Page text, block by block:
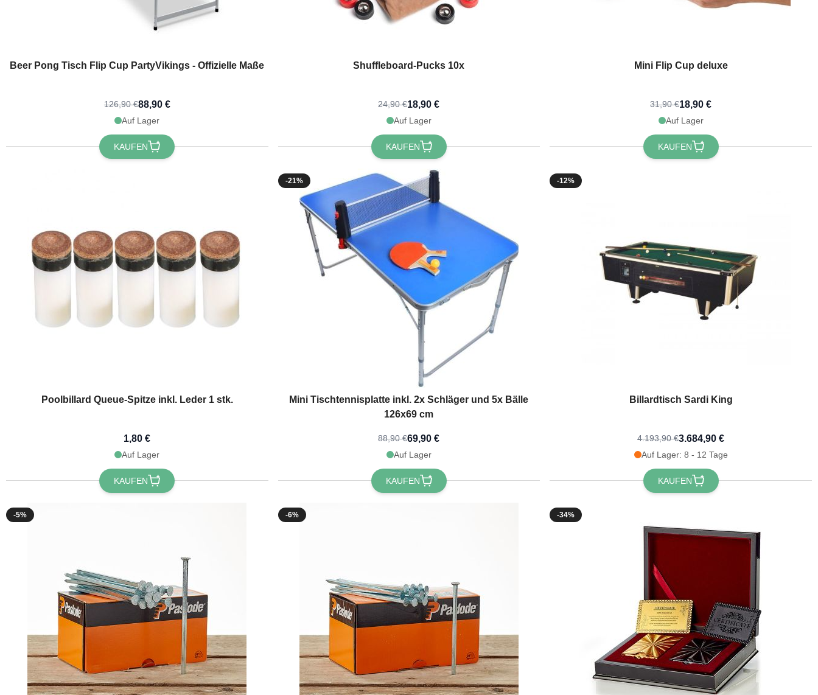
Beer Pong Tisch Flip Cup PartyVikings - Offizielle Maße
126,90 €88,90 €
Auf Lager
KAUFEN
Shuffleboard-Pucks 10x
24,90 €18,90 €
Auf Lager
KAUFEN
Mini Flip Cup deluxe
31,90 €18,90 €
Auf Lager
KAUFEN
Poolbillard Queue-Spitze inkl. Leder 1 stk.
1,80 €
Auf Lager
KAUFEN
-21%
Mini Tischtennisplatte inkl. 2x Schläger und 5x Bälle
126x69 cm
88,90 €69,90 €
Auf Lager
KAUFEN
-12%
Billardtisch Sardi King
4.193,90 €3.684,90 €
Auf Lager: 8 - 12 Tage
KAUFEN
-5% -6% -34%